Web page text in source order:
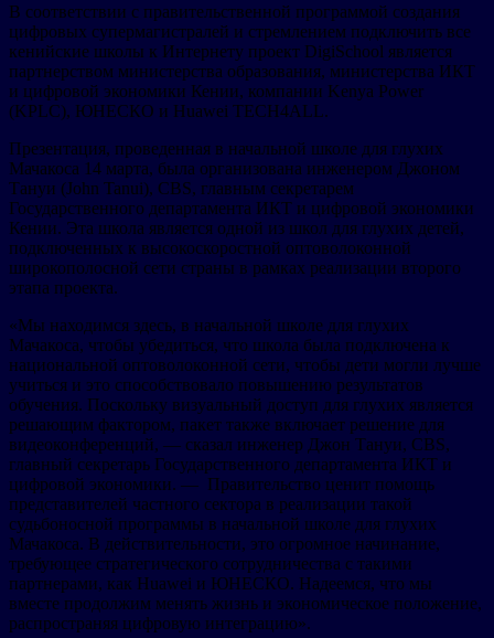
В соответствии с правительственной программой создания
цифровых супермагистралей и стремлением подключить все
кенийские школы к Интернету проект DigiSchool является
партнерством министерства образования, министерства ИКТ
и цифровой экономики Кении, компании Kenya Power
(KPLC), ЮНЕСКО и Huawei TECH4ALL.
Презентация, проведенная в начальной школе для глухих
Мачакоса 14 марта, была организована инженером Джоном
Тануи (John Tanui), CBS, главным секретарем
Государственного департамента ИКТ и цифровой экономики
Кении. Эта школа является одной из школ для глухих детей,
подключенных к высокоскоростной оптоволоконной
широкополосной сети страны в рамках реализации второго
этапа проекта.
«Мы находимся здесь, в начальной школе для глухих
Мачакоса, чтобы убедиться, что школа была подключена к
национальной оптоволоконной сети, чтобы дети могли лучше
учиться и это способствовало повышению результатов
обучения. Поскольку визуальный доступ для глухих является
решающим фактором, пакет также включает решение для
видеоконференций, — сказал инженер Джон Тануи, CBS,
главный секретарь Государственного департамента ИКТ и
цифровой экономики. — Правительство ценит помощь
представителей частного сектора в реализации такой
судьбоносной программы в начальной школе для глухих
Мачакоса. В действительности, это огромное начинание,
требующее стратегического сотрудничества с такими
партнерами, как Huawei и ЮНЕСКО. Надеемся, что мы
вместе продолжим менять жизнь и экономическое положение,
распространяя цифровую интеграцию».